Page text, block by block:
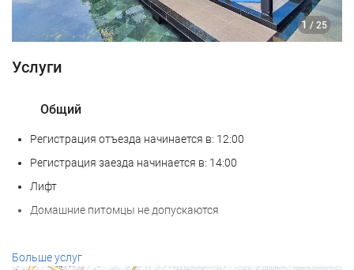
1 / 25
Услуги
Общий
Регистрация отъезда начинается в: 12:00
Регистрация заезда начинается в: 14:00
Лифт
Домашние питомцы не допускаются
Больше услуг